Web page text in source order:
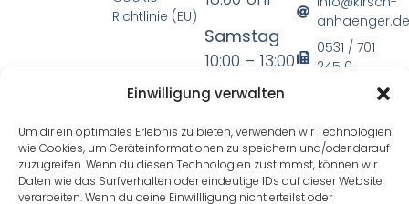
Einwilligung verwalten
Um dir ein optimales Erlebnis zu bieten, verwenden wir Technologien
wie Cookies, um Geräteinformationen zu speichern und/oder darauf
zuzugreifen. Wenn du diesen Technologien zustimmst, können wir
Daten wie das Surfverhalten oder eindeutige IDs auf dieser Website
verarbeiten. Wenn du deine Einwillligung nicht erteilst oder
0531 / 701
245 0
Samstag
10:00 – 13:00
Uhr
* mit
Ausnahme
der
Richtlinie (EU)